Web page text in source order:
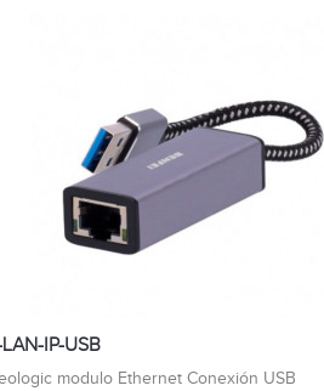
IP-USB
modulo Ethernet Conexión USB